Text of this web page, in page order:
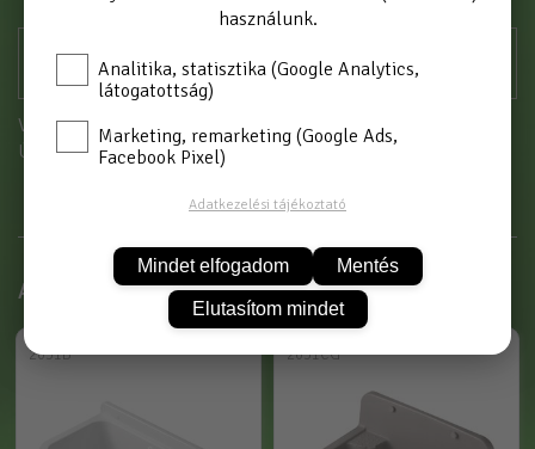
Vásárláshoz kérjük jelentkezzen be!
Új partnerkéntitt tud regisztrálni
Ajánlott termékek
2051B 2051CG
használunk.
Analitika, statisztika (Google Analytics,
látogatottság)
Marketing, remarketing (Google Ads,
Facebook Pixel)
Adatkezelési tájékoztató
Mindet elfogadom Mentés
Elutasítom mindet